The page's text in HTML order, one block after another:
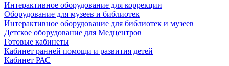
Интерактивное оборудование для коррекции
Оборудование для музеев и библиотек
Интерактивное оборудование для библиотек и музеев
Детское оборудование для Медцентров
Готовые кабинеты
Кабинет ранней помощи и развития детей
Кабинет РАС